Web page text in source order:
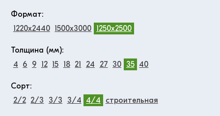
Формат:
1220x2440 1500x3000 1250x2500
Толщина (мм):
4
6 9 12 15 18 21 24 27 30 35 40
Сорт:
2/2 2/3 3/3 3/4 4/4 строительная